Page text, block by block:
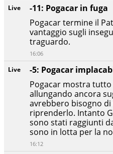
Live
-5: Pogacar
Pogacar mostra
allungando ancora
avrebbero bisogno di
riprenderlo. Intanto
sono stati raggiunti
sono in lotta per la
16:12
Live
-11: Pogacar in fuga
Pogacar termine il
vantaggio sugli
traguardo.
16:06